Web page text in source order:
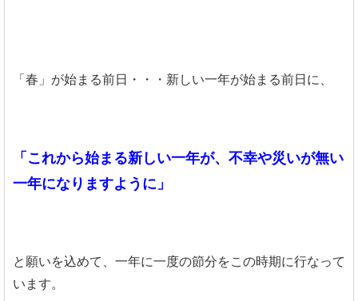
「春」が始まる前日・・・新しい一年が始まる前日に、
「これから始まる新しい一年が、不幸や災いが無い
一年になりますように」
と願いを込めて、一年に一度の節分をこの時期に行なって
います。